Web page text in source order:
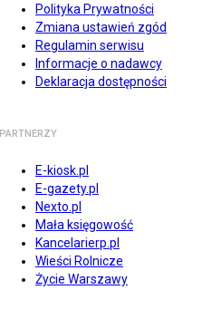
Polityka Prywatności
Zmiana ustawień zgód
Regulamin serwisu
Informacje o nadawcy
Deklaracja dostępności
PARTNERZY
E-kiosk.pl
E-gazety.pl
Nexto.pl
Mała księgowość
Kancelarierp.pl
Wieści Rolnicze
Życie Warszawy